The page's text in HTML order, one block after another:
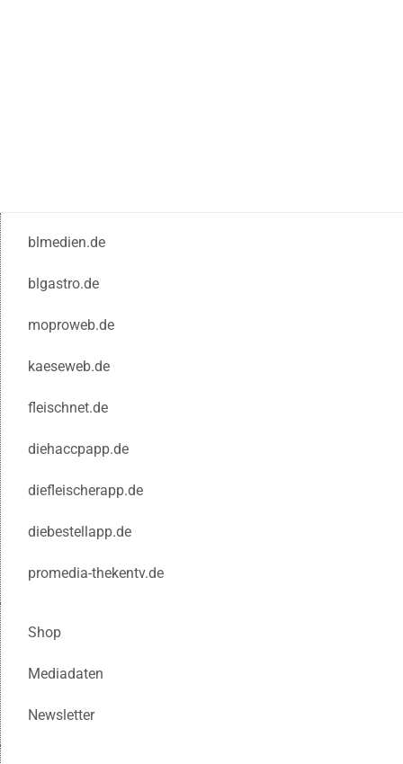
blmedien.de
blgastro.de
moproweb.de
kaeseweb.de
fleischnet.de
diehaccpapp.de
diefleischerapp.de
diebestellapp.de
promedia-thekentv.de
Shop
Mediadaten
Newsletter